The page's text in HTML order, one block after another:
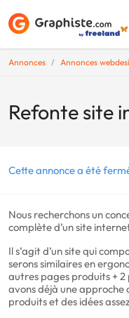
Annonces Annonces
Refonte site
Cette annonce a été
Nous recherchons un
complète d’un site
Il s’agit d’un site qui
serons similaires en
autres pages produits +
avons déjà une approche
produits et des idées